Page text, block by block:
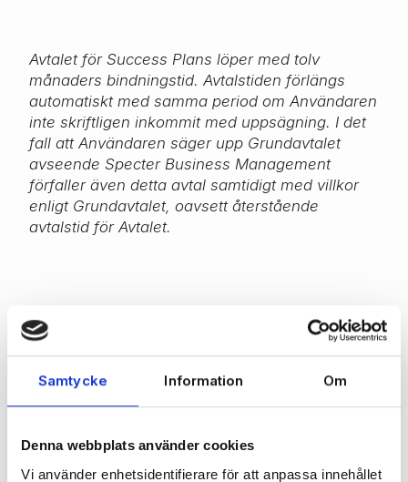
Samtycke Information Om
Denna webbplats använder cookies
Vi använder enhetsidentifierare för att anpassa innehållet
Avtalet för Success Plans löper med tolv
månaders bindningstid. Avtalstiden förlängs
automatiskt med samma period om Användaren
inte skriftligen inkommit med uppsägning. I det
fall att Användaren säger upp Grundavtalet
avseende Specter Business Management
förfaller även detta avtal samtidigt med villkor
enligt Grundavtalet, oavsett återstående
avtalstid för Avtalet.
Kontakta oss för ett trevligt samtal
Vill du veta mer om hur Specter kan hjälpa just ditt
snarast för ett första samtal.